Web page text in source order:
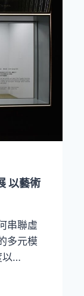
以藝術
串聯虛
多元模
以…